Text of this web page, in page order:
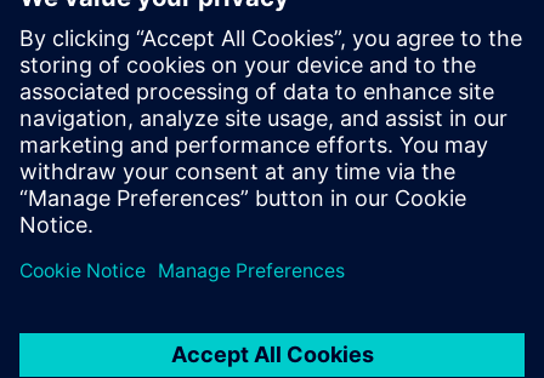
解决方案简报
风能工程创新
风能工程行业激动人心的新功能。让西门子助力创
新。